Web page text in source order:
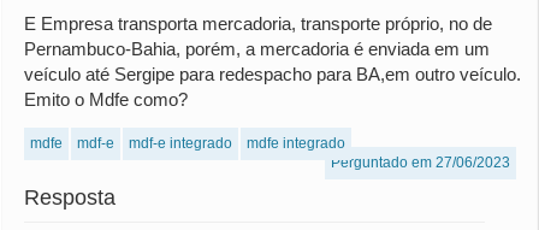
E Empresa transporta mercadoria, transporte próprio, no de
Pernambuco-Bahia, porém, a mercadoria é enviada em um
veículo até Sergipe para redespacho para BA,em outro veículo.
Emito o Mdfe como?
mdfe mdf-e mdf-e integrado
mdfe integrado
Perguntado em 27/06/2023
Resposta